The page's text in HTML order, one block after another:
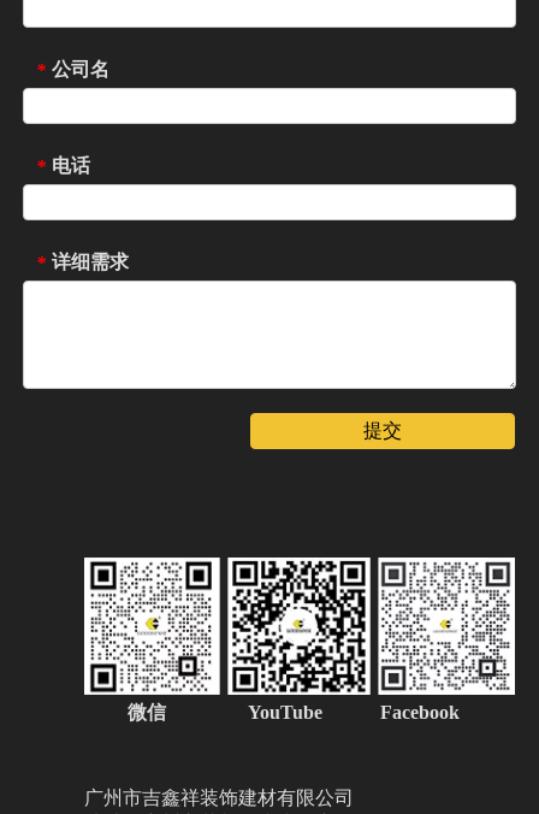
* 公司名
* 电话
* 详细需求
提交
微信 YouTube Facebook
广州市吉鑫祥装饰建材有限公司